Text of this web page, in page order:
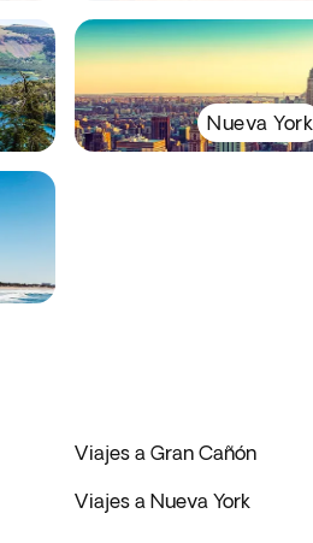
Nueva York
Viajes a Gran Cañón
Viajes a Nueva York